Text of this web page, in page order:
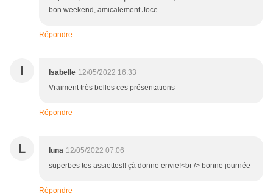
bon weekend, amicalement Joce
Répondre
I Isabelle 12/05/2022 16:33
Vraiment très belles ces présentations
Répondre
L luna 12/05/2022 07:06
superbes tes assiettes!! çà donne envie!<br /> bonne journée
Répondre